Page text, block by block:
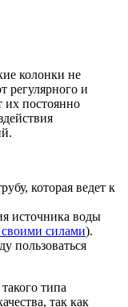
колонки не
регулярного и
их постоянно
которая ведет к
источника воды
силами).
пользоваться
типа
так как